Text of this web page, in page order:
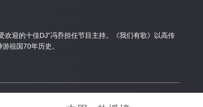
欢迎的十佳DJ”冯乔担任节目主持。《我们有歌》以高传
祖国70年历史。